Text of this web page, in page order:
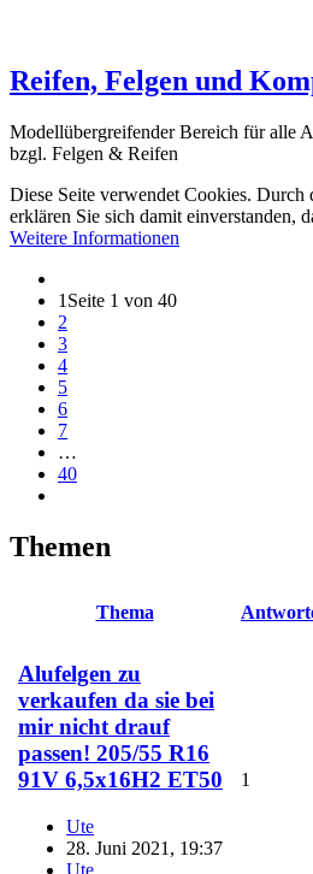
Reifen, Felgen und
Modellübergreifender Bereich für alle
bzgl. Felgen & Reifen
Diese Seite verwendet Cookies. Durch
erklären Sie sich damit einverstanden,
Weitere Informationen
1 Seite 1 von 40
2
3
4
5
6
7
…
40
Themen
Thema
Alufelgen zu
verkaufen da sie bei
mir nicht drauf
passen! 205/55 R16
91V 6,5x16H2 ET50
Ute
28. Juni 2021, 19:37
Ute
1